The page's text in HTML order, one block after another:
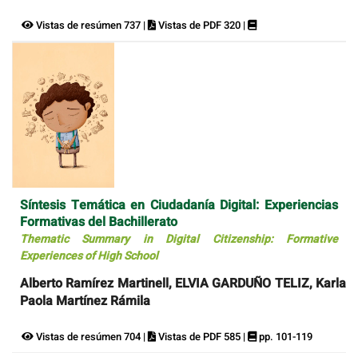
Vistas de resúmen 737 | Vistas de PDF 320 |
Síntesis Temática en Ciudadanía Digital: Experiencias
Formativas del Bachillerato
Thematic Summary in Digital Citizenship: Formative
Experiences of High School
Alberto Ramírez Martinell, ELVIA GARDUÑO TELIZ, Karla
Paola Martínez Rámila
Vistas de resúmen 704 | Vistas de PDF 585 | pp. 101-119